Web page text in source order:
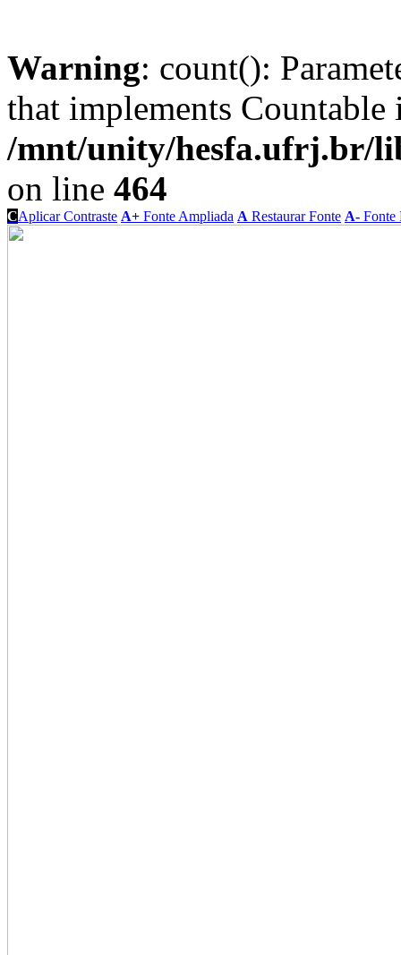
Warning: count():
that implements Countable
/mnt/unity/hesfa.ufrj.br/
on line 464
CAplicar Contraste A+ Fonte Ampliada A Restaurar Fonte A- Fonte